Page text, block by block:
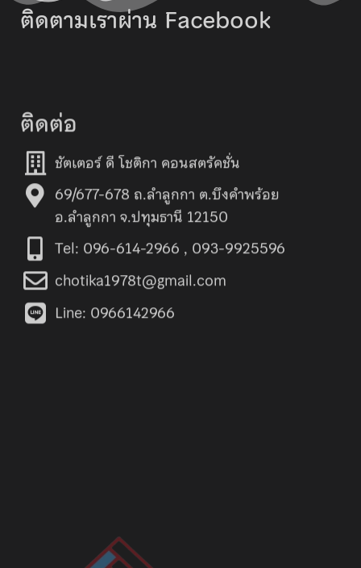
ติดตามเราผ่าน Facebook
ติดต่อ
ชัตเตอร์ ดี โชติกา คอนสตรัคชั่น
69/677-678 ถ.ลำลูกกา ต.บึงคำพร้อย
อ.ลำลูกกา จ.ปทุมธานี 12150
Tel: 096-614-2966 , 093-9925596
chotika1978t@gmail.com
Line: 0966142966